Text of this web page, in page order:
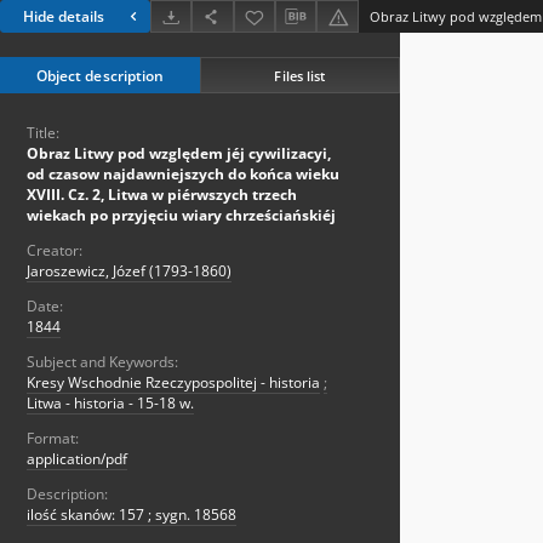
Hide details
Object description Files list
Title:
Obraz Litwy pod względem jéj cywilizacyi,
od czasow najdawniejszych do końca wieku
XVIII. Cz. 2, Litwa w piérwszych trzech
wiekach po przyjęciu wiary chrześciańskiéj
Creator:
Jaroszewicz, Józef (1793-1860)
Date:
1844
Subject and Keywords:
Kresy Wschodnie Rzeczypospolitej - historia ;
Litwa - historia - 15-18 w.
Format:
application/pdf
Description:
ilość skanów: 157 ; sygn. 18568